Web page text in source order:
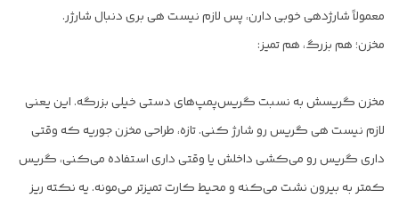
معمولاً شارژدهی خوبی دارن، پس لازم نیست هی بری دنبال شارژر.
مخزن؛ هم بزرگ، هم تمیز:
مخزن گریسش به نسبت گریس‌پمپ‌های دستی خیلی بزرگه. این یعنی
لازم نیست هی گریس رو شارژ کنی. تازه، طراحی مخزن جوریه که وقتی
داری گریس رو می‌کشی داخلش یا وقتی داری استفاده می‌کنی، گریس
کمتر به بیرون نشت می‌کنه و محیط کارت تمیزتر می‌مونه. یه نکته ریز